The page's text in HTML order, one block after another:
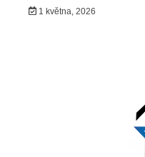
1 května, 2026